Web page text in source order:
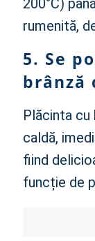
rumenită,
5. Se
brânză
Plăcinta
caldă,
fiind
funcție de